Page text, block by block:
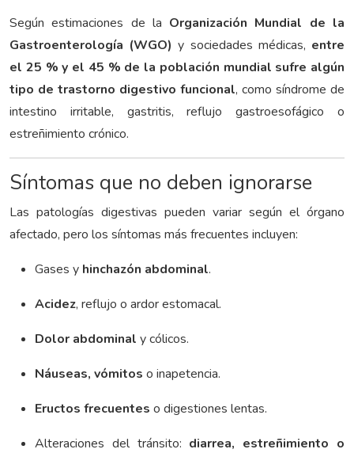
Según estimaciones de la Organización Mundial de la
Gastroenterología (WGO) y sociedades médicas, entre
el 25 % y el 45 % de la población mundial sufre algún
tipo de trastorno digestivo funcional, como síndrome de
intestino irritable, gastritis, reflujo gastroesofágico o
estreñimiento crónico.
Síntomas que no deben ignorarse
Las patologías digestivas pueden variar según el órgano
afectado, pero los síntomas más frecuentes incluyen:
Gases y hinchazón abdominal.
Acidez, reflujo o ardor estomacal.
Dolor abdominal y cólicos.
Náuseas, vómitos o inapetencia.
Eructos frecuentes o digestiones lentas.
Alteraciones del tránsito: diarrea, estreñimiento o